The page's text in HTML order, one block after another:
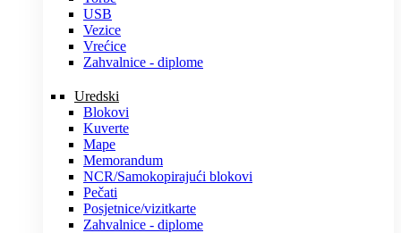
USB
Vezice
Vrećice
Zahvalnice - diplome
Uredski
Blokovi
Kuverte
Mape
Memorandum
NCR/Samokopirajući blokovi
Pečati
Posjetnice/vizitkarte
Zahvalnice - diplome